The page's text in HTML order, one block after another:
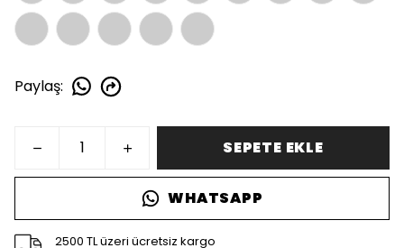
Paylaş:
SEPETE EKLE
WHATSAPP
2500 TL üzeri ücretsiz kargo